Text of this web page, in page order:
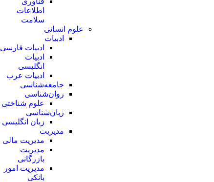
اطلاعات
سلامت
علوم انسانی
ادبیات
ادبیات فارسی
ادبیات
انگلیسی
ادبیات عرب
جامعه‌شناسی
روان‌شناسی
علوم شناختی
زبان‌شناسی
زبان انگلیسی
مدیریت
مدیریت مالی
مدیریت
بازرگانی
مدیریت امور
بانکی